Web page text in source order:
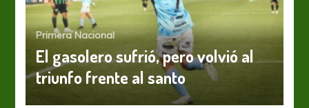
Primera Nacional
El gasolero sufrió, pero volvió al
triunfo frente al santo